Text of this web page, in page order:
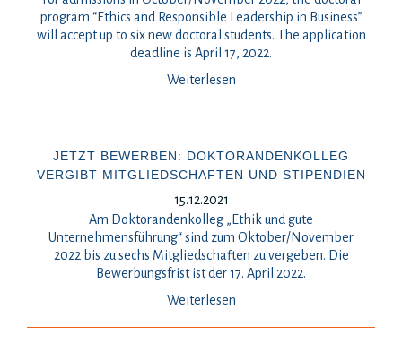
program “Ethics and Responsible Leadership in Business”
will accept up to six new doctoral students. The application
deadline is April 17, 2022.
Weiterlesen
JETZT BEWERBEN: DOKTORANDENKOLLEG
VERGIBT MITGLIEDSCHAFTEN UND STIPENDIEN
15.12.2021
Am Doktorandenkolleg „Ethik und gute
Unternehmensführung“ sind zum Oktober/November
2022 bis zu sechs Mitgliedschaften zu vergeben. Die
Bewerbungsfrist ist der 17. April 2022.
Weiterlesen